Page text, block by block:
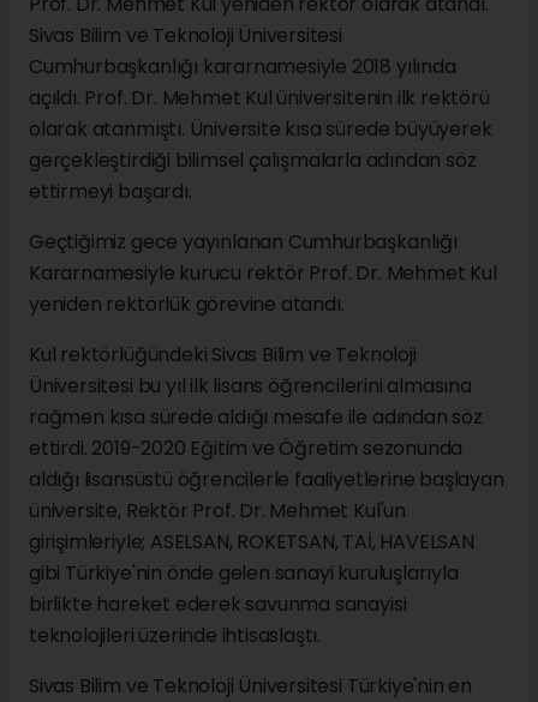
Sivas Bilim ve Teknoloji Üniversitesi
Cumhurbaşkanlığı kararnamesiyle 2018 yılında
açıldı. Prof. Dr. Mehmet Kul üniversitenin ilk rektörü
olarak atanmıştı. Üniversite kısa sürede büyüyerek
gerçekleştirdiği bilimsel çalışmalarla adından söz
ettirmeyi başardı.
Geçtiğimiz gece yayınlanan Cumhurbaşkanlığı
Kararnamesiyle kurucu rektör Prof. Dr. Mehmet Kul
yeniden rektörlük görevine atandı.
Kul rektörlüğündeki Sivas Bilim ve Teknoloji
Üniversitesi bu yıl ilk lisans öğrencilerini almasına
rağmen kısa sürede aldığı mesafe ile adından söz
ettirdi. 2019-2020 Eğitim ve Öğretim sezonunda
aldığı lisansüstü öğrencilerle faaliyetlerine başlayan
üniversite, Rektör Prof. Dr. Mehmet Kul'un
girişimleriyle; ASELSAN, ROKETSAN, TAİ, HAVELSAN
gibi Türkiye'nin önde gelen sanayi kuruluşlarıyla
birlikte hareket ederek savunma sanayisi
teknolojileri üzerinde ihtisaslaştı.
Sivas Bilim ve Teknoloji Üniversitesi Türkiye'nin en